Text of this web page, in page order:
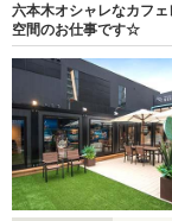
六本木オシャレなカフ
空間のお仕事です☆